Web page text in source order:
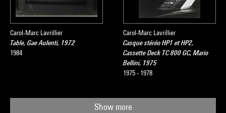
Carol-Marc Lavrillier
Table, Gae Aulenti, 1972
1984
Carol-Marc Lavrillier
Casque stéréo HP1 et HP2,
Cassette Deck TC 800 GC, Mario
Bellini, 1975
1975 - 1978
Show more